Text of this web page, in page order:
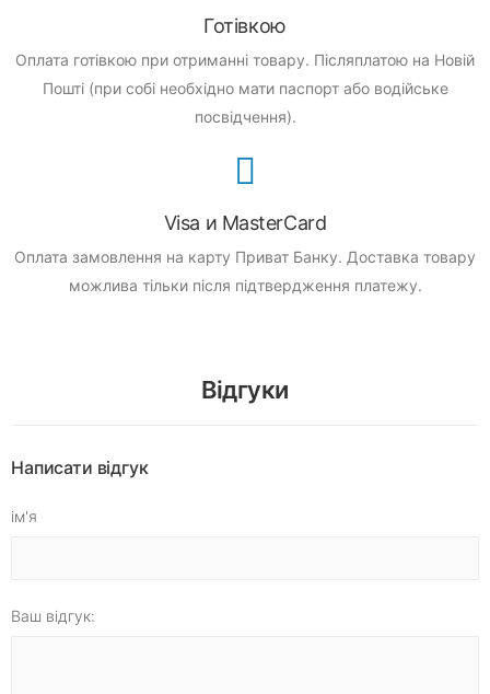
Готівкою
Оплата готівкою при отриманні товару. Післяплатою на Новій
Пошті (при собі необхідно мати паспорт або водійське
посвідчення).
Visa и MasterCard
Оплата замовлення на карту Приват Банку. Доставка товару
можлива тільки після підтвердження платежу.
Відгуки
Написати відгук
ім'я
Ваш відгук: